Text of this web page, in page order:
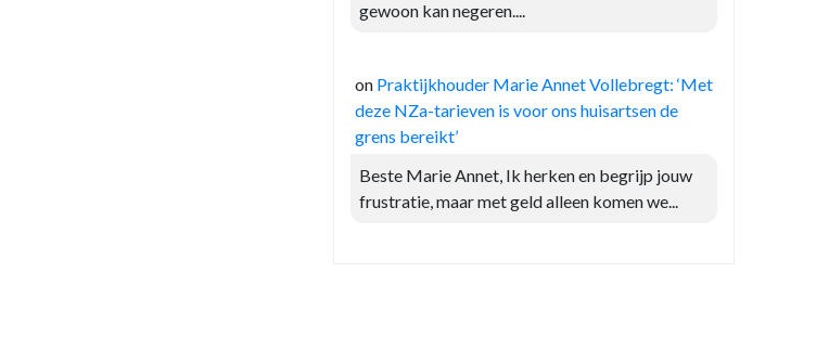
gewoon kan negeren....
on Praktijkhouder Marie Annet Vollebregt: ‘Met
deze NZa-tarieven is voor ons huisartsen de
grens bereikt’
Beste Marie Annet, Ik herken en begrijp jouw
frustratie, maar met geld alleen komen we...